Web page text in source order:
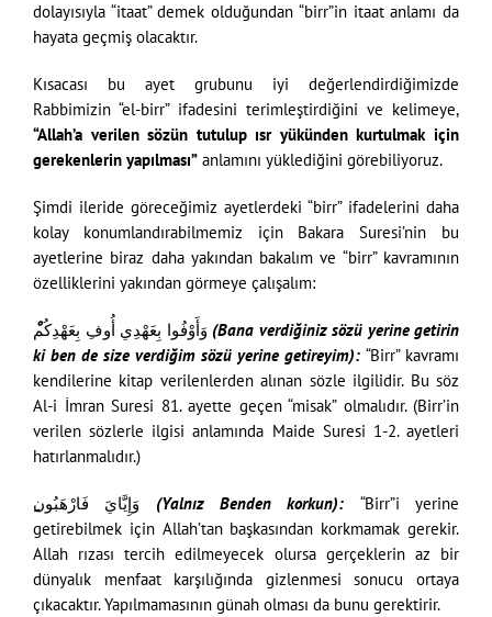
dolayısıyla “itaat” demek olduğundan “birr”in itaat anlamı da
hayata geçmiş olacaktır.
Kısacası bu ayet grubunu iyi değerlendirdiğimizde
Rabbimizin “el-birr” ifadesini terimleştirdiğini ve kelimeye,
“Allah’a verilen sözün tutulup ısr yükünden kurtulmak için
gerekenlerin yapılması” anlamını yüklediğini görebiliyoruz.
Şimdi ileride göreceğimiz ayetlerdeki “birr” ifadelerini daha
kolay konumlandırabilmemiz için Bakara Suresi’nin bu
ayetlerine biraz daha yakından bakalım ve “birr” kavramının
özelliklerini yakından görmeye çalışalım:
وَأَوْفُوا بِعَهْدِي أُوفِ بِعَهْدِكُم
ki ben de size verdiğim sözü yerine getireyim): “Birr” kavramı
kendilerine kitap verilenlerden alınan sözle ilgilidir. Bu söz
Al-i İmran Suresi 81. ayette geçen “misak” olmalıdır. (Birr’in
verilen sözlerle ilgisi anlamında Maide Suresi 1-2. ayetleri
hatırlanmalıdır.)
وَإِيَّايَ فَارْهَبُون ِ (Yalnız Benden korkun): “Birr”i yerine
getirebilmek için Allah’tan başkasından korkmamak gerekir.
Allah rızası tercih edilmeyecek olursa gerçeklerin az bir
dünyalık menfaat karşılığında gizlenmesi sonucu ortaya
çıkacaktır. Yapılmamasının günah olması da bunu gerektirir.